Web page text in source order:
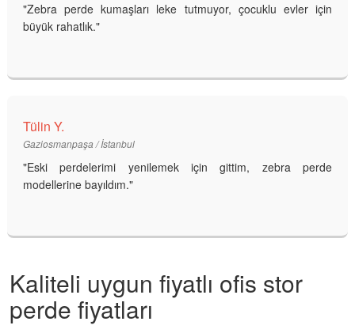
"Zebra perde kumaşları leke tutmuyor, çocuklu evler için
büyük rahatlık."
Tülin Y.
Gaziosmanpaşa / İstanbul
"Eski perdelerimi yenilemek için gittim, zebra perde
modellerine bayıldım."
Kaliteli uygun fiyatlı ofis stor
perde fiyatları